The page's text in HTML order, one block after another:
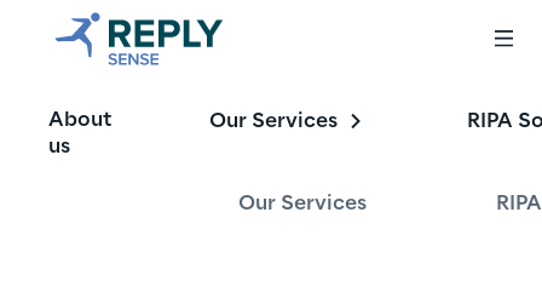
About
us
Our Services
Our Services
RIPA
Soluzioni IoT end-
to-end per la
transizione